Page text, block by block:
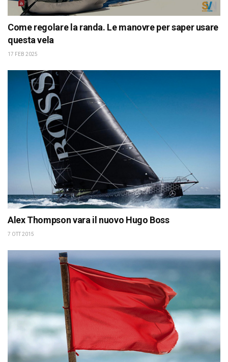
Come regolare la randa. Le manovre per saper usare
questa vela
17 FEB 2025
Alex Thompson vara il nuovo Hugo Boss
7 OTT 2015